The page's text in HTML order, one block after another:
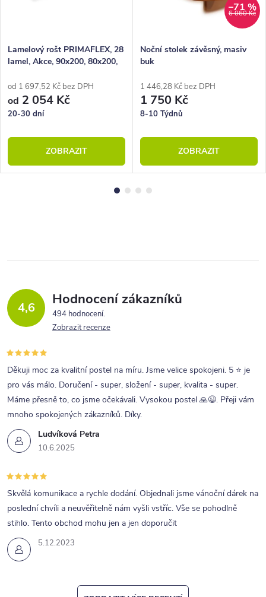
Lamelový rošt PRIMAFLEX, 28
lamel, Akce, 90x200, 80x200,
od 1 697,52 Kč bez DPH
od 2 054 Kč
20-30 dní
ZOBRAZIT
6 060 Kč
–71 %
Noční stolek závěsný, masiv
buk
1 446,28 Kč bez DPH
1 750 Kč
8-10 Týdnů
ZOBRAZIT
4,6 Hodnocení zákazníků
494 hodnocení
Zobrazit recenze
Ludvíková Petra
10.6.2025
Děkuji moc za kvalitní postel na míru. Jsme velice spokojeni. 5 ⭐ je
pro vás málo. Doručení - super, složení - super, kvalita - super.
Máme přesně to, co jsme očekávali. Vysokou postel 🙏😉. Přeji vám
mnoho spokojených zákazníků. Díky.
5.12.2023
Skvělá komunikace a rychle dodání. Objednali jsme vánoční dárek na
poslední chvíli a neuvěřitelně nám vyšli vstříc. Vše se pohodlně
stihlo. Tento obchod mohu jen a jen doporučit